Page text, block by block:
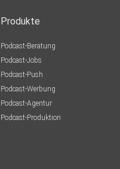
Produkte
Podcast-Beratung
Podcast-Jobs
Podcast-Push
Podcast-Werbung
Podcast-Agentur
Podcast-Produktion